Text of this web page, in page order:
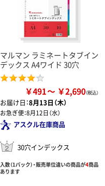
マルマン ラミネートタブイン
デックス A4ワイド 30穴
￥491 ￥2,690
お届け日：8月13日（木）
お急ぎ便：8月12日（水）
アスクル在庫商品
30穴インデックス
入数（1パック）・販売単位違いの商品が4商品
あります